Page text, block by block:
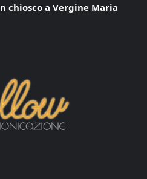
chiosco a Vergine Maria